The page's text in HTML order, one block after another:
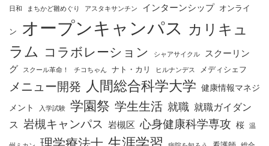
日和
まちかど雛めぐり アスタキサンチン インターンシップ オンライ
ン オープンキャンパス カリキュ
ラム コラボレーション シャアサイクル
スクーリン
グ
スクール革命！ チコちゃん ナト・カリ ヒルナンデス メディシェフ
メニュー開発 人間総合科学大学 健康情報マネジ
メント
入学試験 学園祭 学生生活 就職 就職ガイダン
ス 岩槻キャンパス 岩槻区 心身健康科学専攻 桜 温
理学療法士 生涯学習